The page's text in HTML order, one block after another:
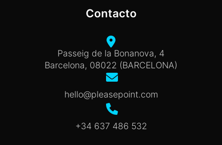
Contacto
Passeig de la Bonanova, 4
Barcelona, 08022 (BARCELONA)
hello@pleasepoint.com
+34 637 486 532